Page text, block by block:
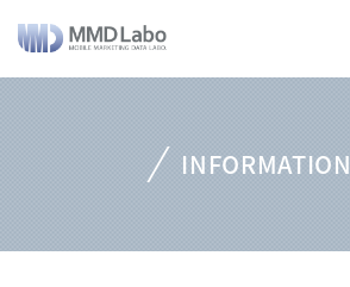
INFORMATION